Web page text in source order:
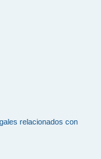
relacionados con